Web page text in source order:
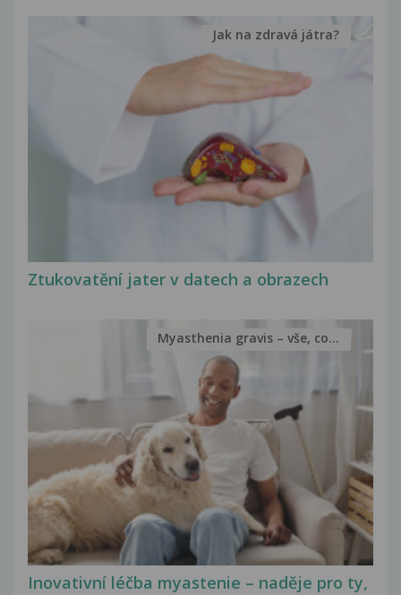
Ztukovatění jater v datech a obrazech
Jak na zdravá játra?
Inovativní léčba myastenie – naděje pro ty,
Myasthenia gravis – vše, co...